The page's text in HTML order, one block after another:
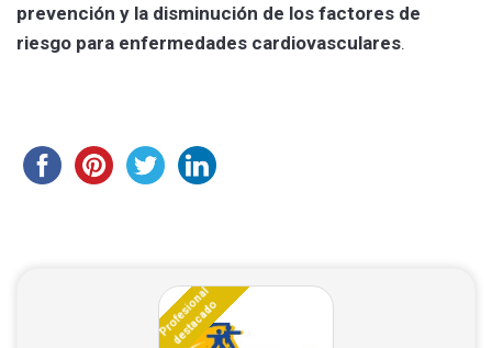
prevención y la disminución de los factores de
riesgo para enfermedades cardiovasculares.
Profesional
destacado